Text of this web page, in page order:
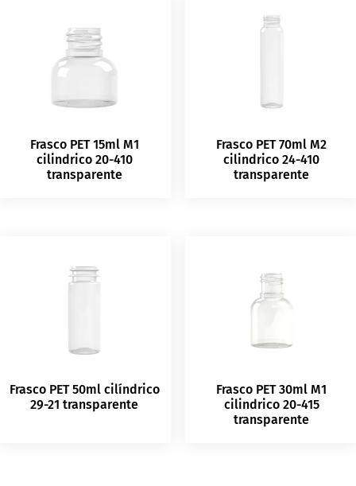
Frasco PET 15ml M1
cilindrico 20-410
transparente
Frasco PET 70ml M2
cilindrico 24-410
transparente
Frasco PET 50ml cilíndrico
29-21 transparente
Frasco PET 30ml M1
cilindrico 20-415
transparente